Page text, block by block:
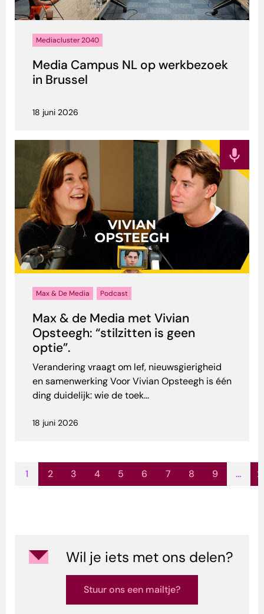
Mediacluster 2040
Media Campus NL op werkbezoek
in Brussel
18 juni 2026
Max & De Media Podcast
Max & de Media met Vivian
Opsteegh: “stilzitten is geen
optie”.
Verandering vraagt om lef, nieuwsgierigheid
en samenwerking Voor Vivian Opsteegh is één
ding duidelijk: wie de toek...
18 juni 2026
1 2 3 4 5 6 7 8 9 …
Wil je iets met ons delen?
Stuur ons een mailtje?